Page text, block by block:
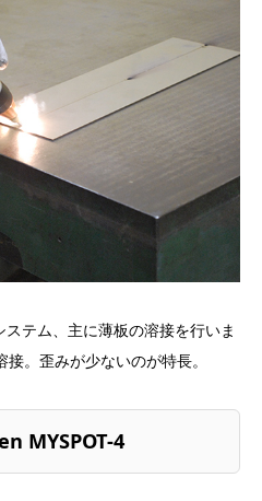
ステム、主に薄板の溶接を行いま
。歪みが少ないのが特長。
MYSPOT-4